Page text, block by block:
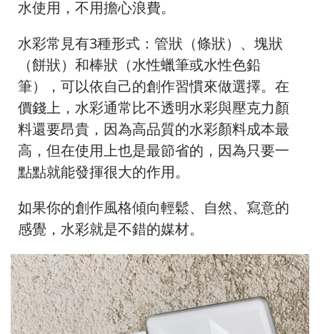
水使用，不用擔心浪費。
水彩常見有3種形式：管狀（條狀）、塊狀
（餅狀）和棒狀（水性蠟筆或水性色鉛
筆），可以依自己的創作習慣來做選擇。在
價錢上，水彩通常比不透明水彩與壓克力顏
料還要昂貴，因為高品質的水彩顏料成本最
高，但在使用上也是最節省的，因為只要一
點點就能發揮很大的作用。
如果你的創作風格傾向輕鬆、自然、寫意的
感覺，水彩就是不錯的媒材。